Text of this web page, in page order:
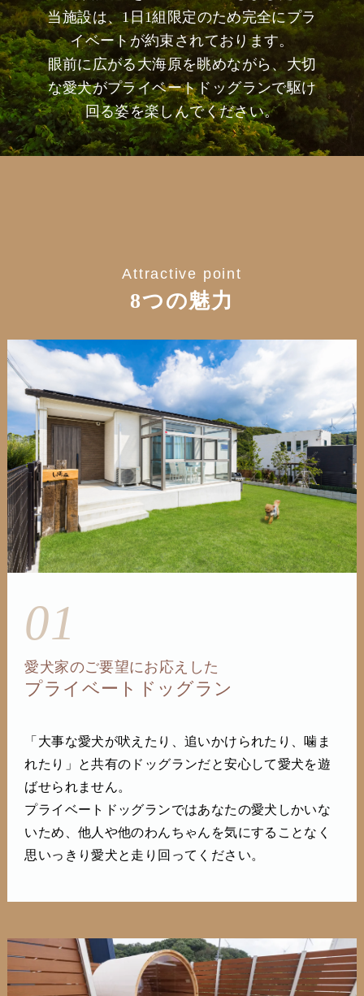
当施設は、1日1組限定のため完全にプラ
イベートが約束されております。
眼前に広がる大海原を眺めながら、大切
な愛犬がプライベートドッグランで駆け
回る姿を楽しんでください。
Attractive point
8つの魅力
01
愛犬家のご要望にお応えした
プライベートドッグラン
「大事な愛犬が吠えたり、追いかけられたり、噛ま
れたり」と共有のドッグランだと安心して愛犬を遊
ばせられません。
プライベートドッグランではあなたの愛犬しかいな
いため、他人や他のわんちゃんを気にすることなく
思いっきり愛犬と走り回ってください。